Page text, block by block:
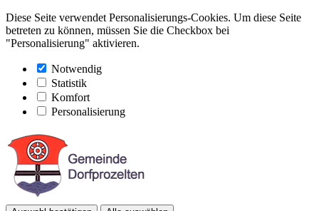
Diese Seite verwendet Personalisierungs-Cookies. Um diese Seite
betreten zu können, müssen Sie die Checkbox bei
"Personalisierung" aktivieren.
Notwendig
Statistik
Komfort
Personalisierung